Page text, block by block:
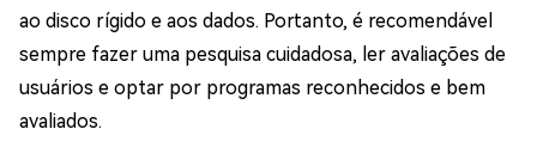
ao disco rígido e aos dados. Portanto, é recomendável
sempre fazer uma pesquisa cuidadosa, ler avaliações de
usuários e optar por programas reconhecidos e bem
avaliados.